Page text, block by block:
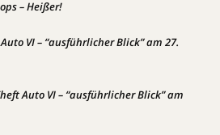
– Heißer!
VI – “ausführlicher Blick” am 27.
Auto VI – “ausführlicher Blick” am